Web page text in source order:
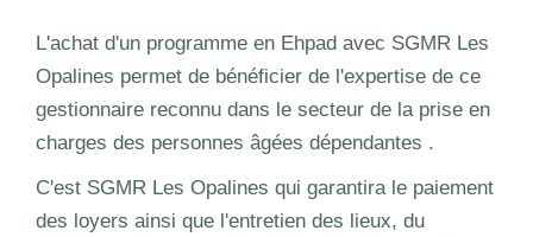
L'achat d'un programme en Ehpad avec SGMR Les
Opalines permet de bénéficier de l'expertise de ce
gestionnaire reconnu dans le secteur de la prise en
charges des personnes âgées dépendantes .
C'est SGMR Les Opalines qui garantira le paiement
des loyers ainsi que l'entretien des lieux, du